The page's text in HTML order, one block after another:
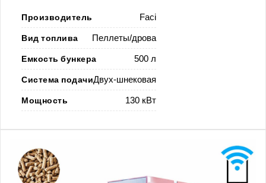
Производитель Faci
Вид топлива Пеллеты/дрова
Емкость бункера 500 л
Система подачиДвух-шнековая
Мощность 130 кВт